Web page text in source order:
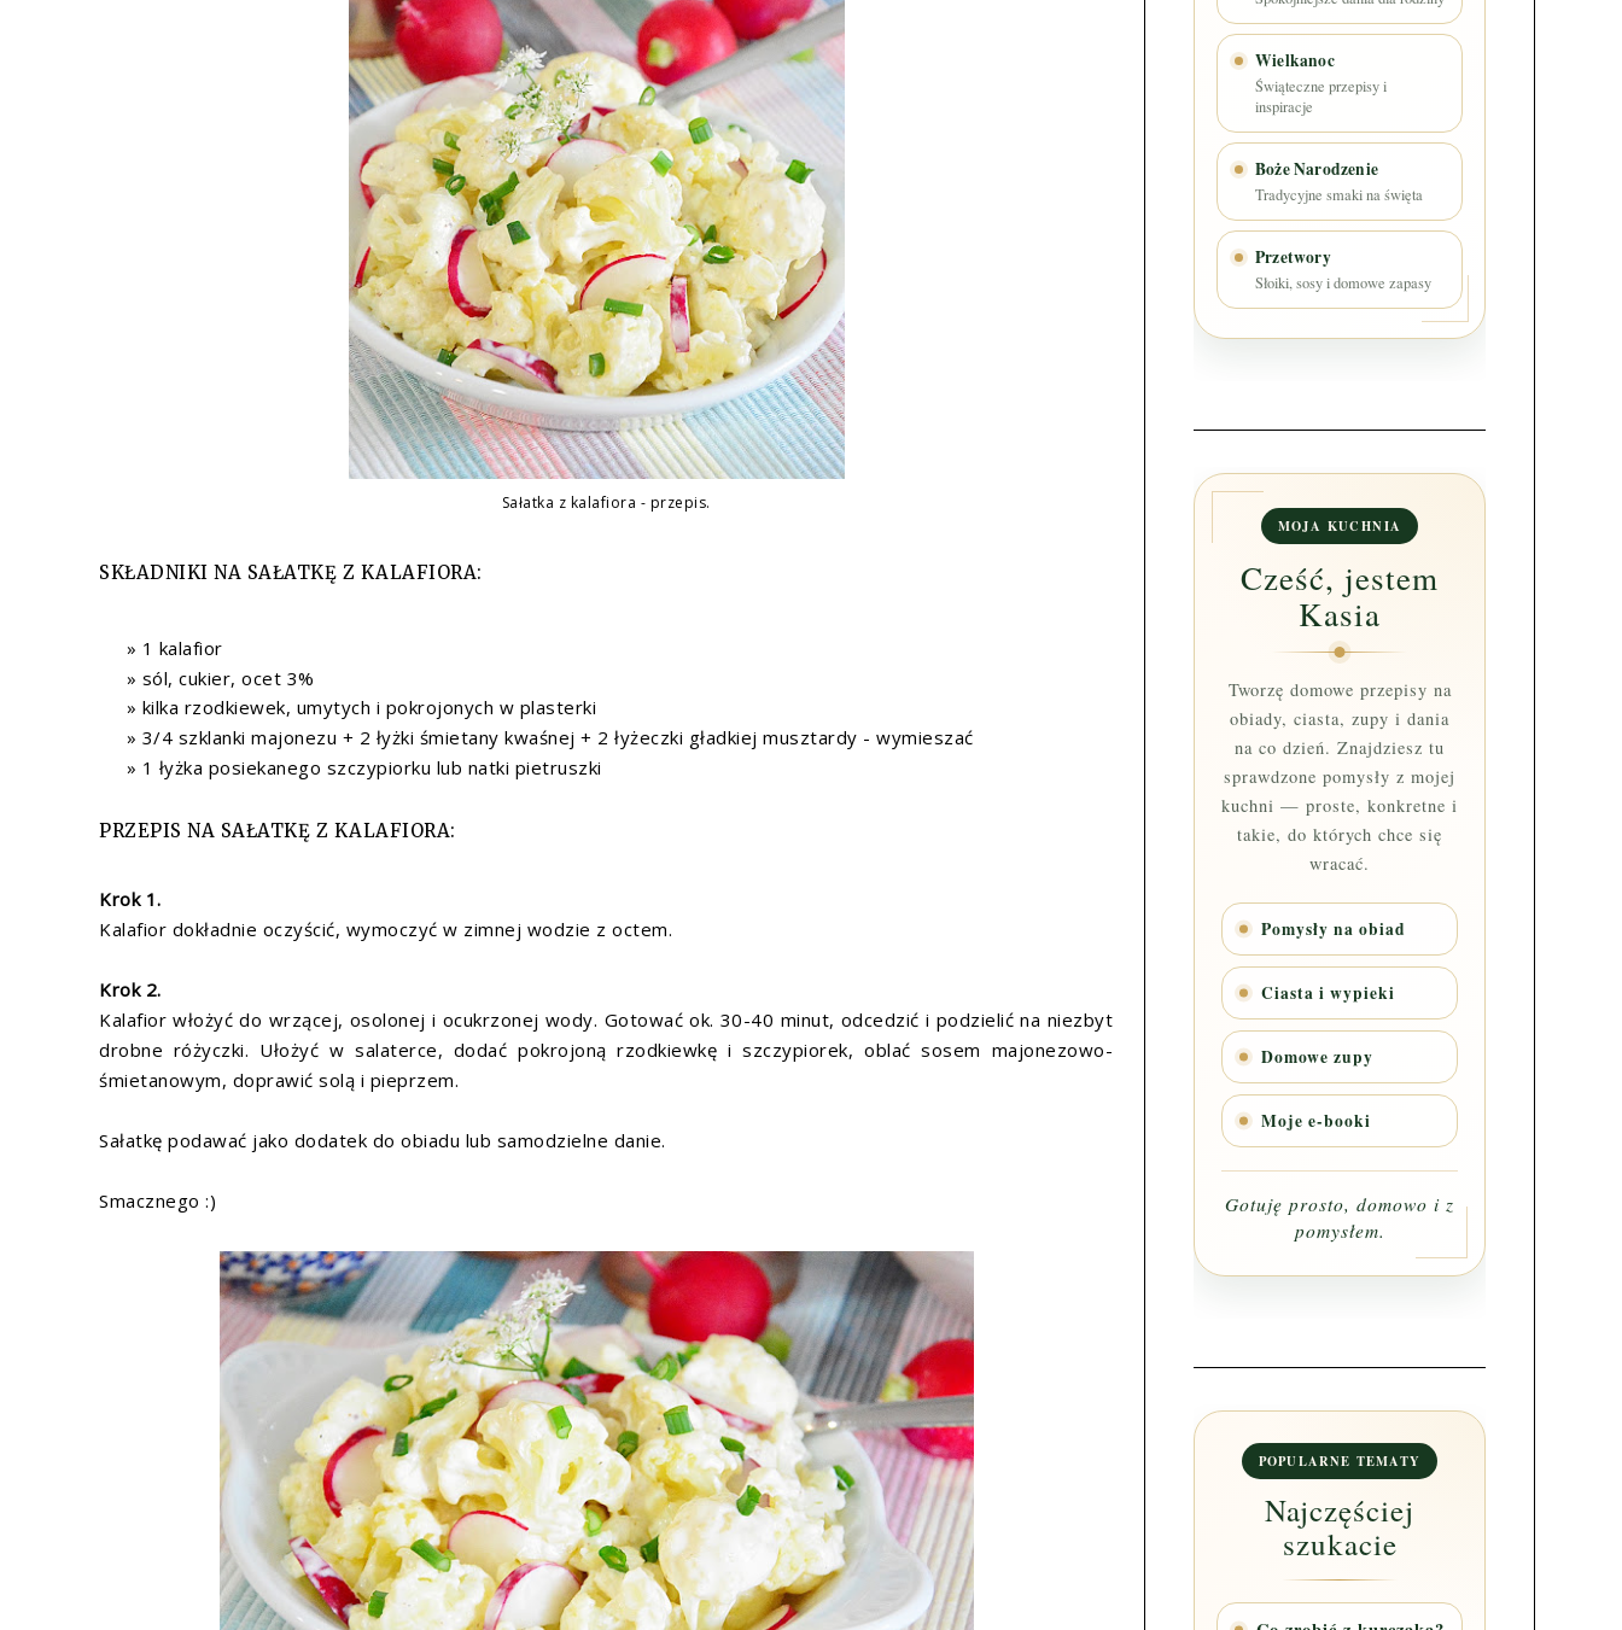
Sałatka z kalafiora - przepis.
SKŁADNIKI NA SAŁATKĘ Z KALAFIORA:
1 kalafior
sól, cukier, ocet 3%
kilka rzodkiewek, umytych i pokrojonych w plasterki
3/4 szklanki majonezu + 2 łyżki śmietany kwaśnej + 2 łyżeczki gładkiej musztardy - wymieszać
1 łyżka posiekanego szczypiorku lub natki pietruszki
PRZEPIS NA SAŁATKĘ Z KALAFIORA:
Krok 1.
Kalafior dokładnie oczyścić, wymoczyć w zimnej wodzie z octem.
Krok 2.
Kalafior włożyć do wrzącej, osolonej i ocukrzonej wody. Gotować ok. 30-40 minut, odcedzić i podzielić na niezbyt
drobne różyczki. Ułożyć w salaterce, dodać pokrojoną rzodkiewkę i szczypiorek, oblać sosem majonezowo-
śmietanowym, doprawić solą i pieprzem.
Sałatkę podawać jako dodatek do obiadu lub samodzielne danie.
Smacznego :)
Wielkanoc
Świąteczne przepisy i
inspiracje
Boże Narodzenie
Tradycyjne smaki na święta
Przetwory
Słoiki, sosy i domowe zapasy
MOJA KUCHNIA
Cześć, jestem
Kasia
Tworzę domowe przepisy na
obiady, ciasta, zupy i dania
na co dzień. Znajdziesz tu
sprawdzone pomysły z mojej
kuchni — proste, konkretne i
takie, do których chce się
wracać.
Pomysły na obiad
Ciasta i wypieki
Domowe zupy
Moje e-booki
Gotuję prosto, domowo i z
pomysłem.
POPULARNE TEMATY
Najczęściej
szukacie